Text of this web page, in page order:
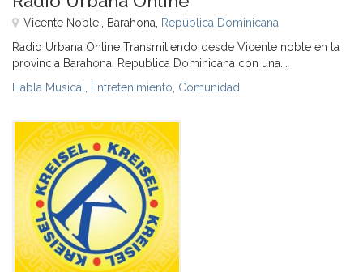
Vicente Noble., Barahona, República Dominicana
Radio Urbana Online Transmitiendo desde Vicente noble en la
provincia Barahona, Republica Dominicana con una...
Habla Musical
Entretenimiento Comunidad